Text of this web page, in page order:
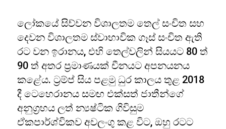
ලෝකයේ සිව්වන විශාලතම තෙල් සංචිත සහ
දෙවන විශාලතම ස්වාභාවික ගෑස් සංචිත ඇති
රට වන ඉරානය, එහි තෙල්වලින් සියයට 80 ත්
90 ත් අතර ප්‍රමාණයක් චීනයට අපනයනය
කළේය. ට්‍රම්ප් සිය පළමු ධුර කාලය තුළ 2018
දී ටෙහෙරානය සමඟ එක්සත් ජාතීන්ගේ
අනුග්‍රහය ලත් න්‍යෂ්ටික ගිවිසුම
ඒකපාර්ශ්විකව අවලංගු කළ විට, ඔහු රටට